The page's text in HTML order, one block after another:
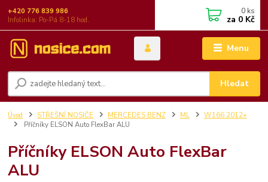
Menu
Hledat
+420 776 839 986
Infolinka: Po-Pá 8-18 hod.
0 ks
za 0 Kč
Úvod STŘEŠNÍ NOSIČE MERCEDES BENZ ML
W166 2012+
Příčníky ELSON Auto FlexBar ALU
Příčníky ELSON Auto FlexBar
ALU